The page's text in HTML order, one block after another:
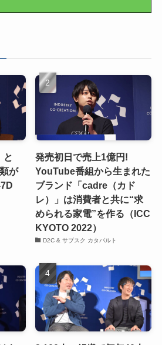
と
が
発売初日で売上1億円!
YouTube番組から生まれた
ブランド「cadre（カド
レ）」は消費者と共に“求
められる家電”を作る（ICC
KYOTO 2022）
D2C & サブスク カタパルト